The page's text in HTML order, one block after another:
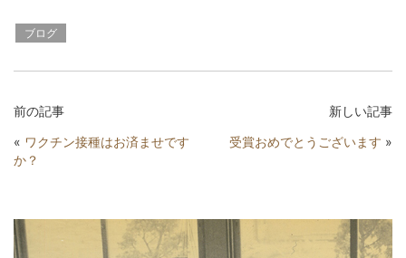
ブログ
前の記事
« ワクチン接種はお済ませです
か？
新しい記事
受賞おめでとうございます »